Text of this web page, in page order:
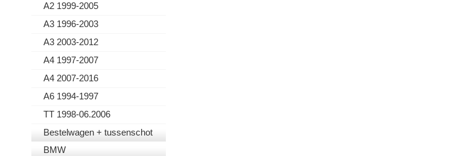
A2 1999-2005
A3 1996-2003
A3 2003-2012
A4 1997-2007
A4 2007-2016
A6 1994-1997
TT 1998-06.2006
Bestelwagen + tussenschot
BMW